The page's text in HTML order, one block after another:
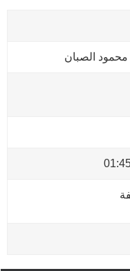
الصبان